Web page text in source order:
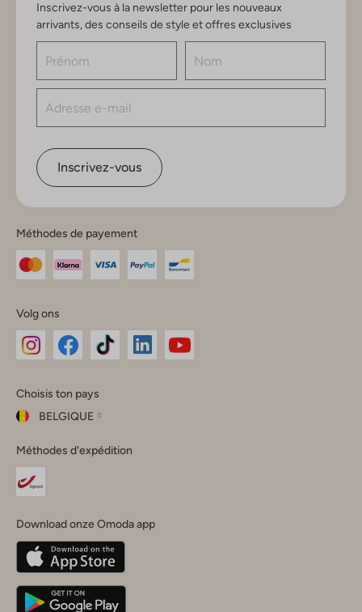
Inscrivez-vous à la newsletter pour les nouveaux
arrivants, des conseils de style et offres exclusives
Inscrivez-vous
Méthodes de payement
Volg ons
Instagram
Facebook
TikTok
Choisis ton pays
BELGIQUE
ton
pays
Fermer
Belgique(Français)
Deutschland
Méthodes d'expédition
Download onze Omoda app